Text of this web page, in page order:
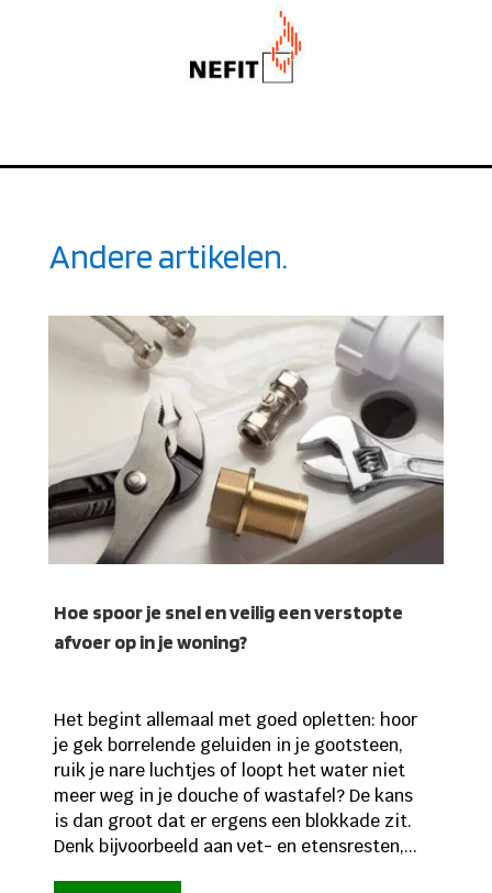
Andere artikelen.
Hoe spoor je snel en veilig een verstopte
afvoer op in je woning?
Het begint allemaal met goed opletten: hoor
je gek borrelende geluiden in je gootsteen,
ruik je nare luchtjes of loopt het water niet
meer weg in je douche of wastafel? De kans
is dan groot dat er ergens een blokkade zit.
Denk bijvoorbeeld aan vet- en etensresten,...